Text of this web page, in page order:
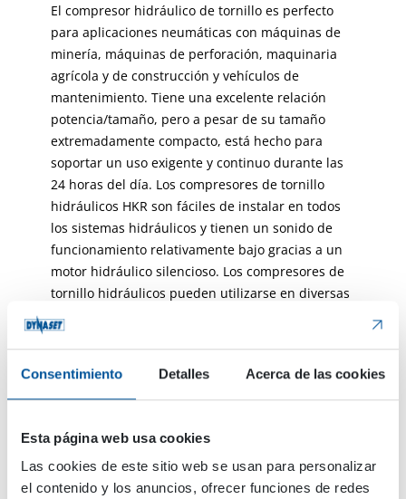
Consentimiento Detalles Acerca de las cookies
Esta página web usa cookies
Las cookies de este sitio web se usan para personalizar
el contenido y los anuncios, ofrecer funciones de redes
El compresor hidráulico de tornillo es perfecto
para aplicaciones neumáticas con máquinas de
minería, máquinas de perforación, maquinaria
agrícola y de construcción y vehículos de
mantenimiento. Tiene una excelente relación
potencia/tamaño, pero a pesar de su tamaño
extremadamente compacto, está hecho para
soportar un uso exigente y continuo durante las
24 horas del día. Los compresores de tornillo
hidráulicos HKR son fáciles de instalar en todos
los sistemas hidráulicos y tienen un sonido de
funcionamiento relativamente bajo gracias a un
motor hidráulico silencioso. Los compresores de
tornillo hidráulicos pueden utilizarse en diversas
aplicaciones, como la alimentación de
herramientas neumáticas, tareas de limpieza,
Interested in Blue Air Product Family and HKR
Hydraulic Screw Compressors? Send your
question to us below!